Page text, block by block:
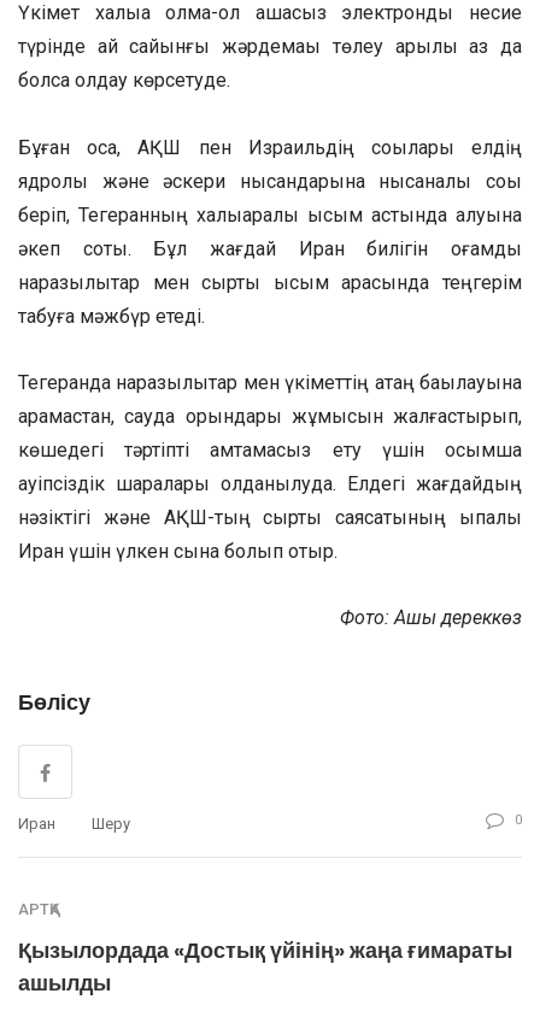
Үкімет халыққа қолма-қол ақшасыз электронды несие
түрінде ай сайынғы жәрдемақы төлеу арқылы аз да
болса қолдау көрсетуде.
Бұған қоса, АҚШ пен Израильдің соққылары елдің
ядролық және әскери нысандарына нысаналы соққы
беріп, Тегеранның халықаралық қысым астында қалуына
әкеп соқты. Бұл жағдай Иран билігін қоғамдық
наразылықтар мен сыртқы қысым арасында теңгерім
табуға мәжбүр етеді.
Тегеранда наразылықтар мен үкіметтің қатаң бақылауына
қарамастан, сауда орындары жұмысын жалғастырып,
көшедегі тәртіпті қамтамасыз ету үшін қосымша
қауіпсіздік шаралары қолданылуда. Елдегі жағдайдың
нәзіктігі және АҚШ-тың сыртқы саясатының ықпалы
Иран үшін үлкен сынақ болып отыр.
Фото: Ашық дереккөз
Бөлісу
Иран Шеру 0
АРТҚА
Қызылордада «Достық үйінің» жаңа ғимараты
ашылды